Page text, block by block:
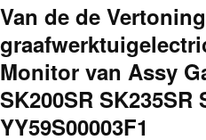
Van de de
Monitor van Assy
SK200SR SK235SR
YY59S00003F1